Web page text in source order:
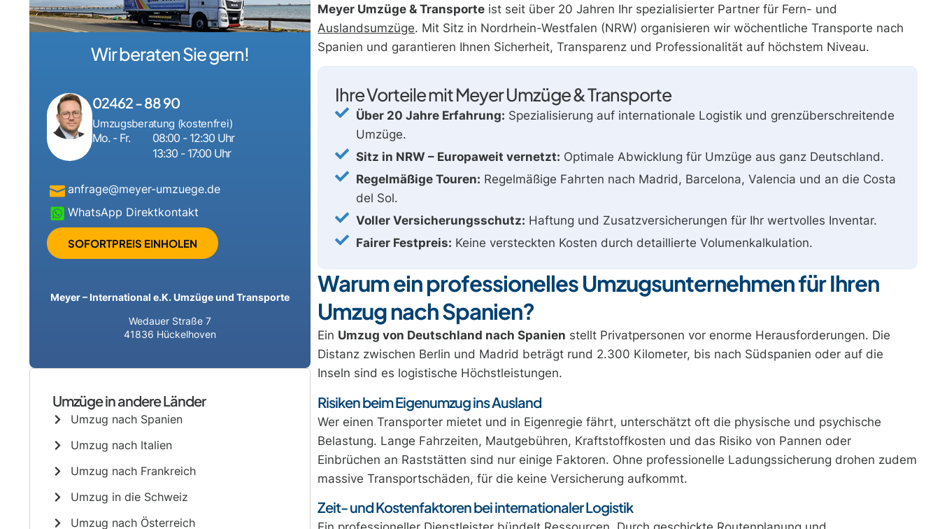
Wir beraten Sie gern!
02462 - 88 90
Umzugsberatung (kostenfrei)
Mo. - Fr.
08:00 - 12:30 Uhr
13:30 - 17:00 Uhr
anfrage@meyer-umzuege.de
WhatsApp Direktkontakt
SOFORTPREIS EINHOLEN
Meyer – International e.K. Umzüge und Transporte
Wedauer Straße 7
41836 Hückelhoven
Umzüge in andere Länder
Umzug nach Spanien
Umzug nach Italien
Umzug nach Frankreich
Umzug in die Schweiz
Umzug nach Österreich
Meyer Umzüge & Transporte ist seit über 20 Jahren Ihr spezialisierter Partner für Fern- und
Auslandsumzüge. Mit Sitz in Nordrhein-Westfalen (NRW) organisieren wir wöchentliche Transporte nach
Spanien und garantieren Ihnen Sicherheit, Transparenz und Professionalität auf höchstem Niveau.
Ihre Vorteile mit Meyer Umzüge & Transporte
Über 20 Jahre Erfahrung: Spezialisierung auf internationale Logistik und grenzüberschreitende
Umzüge.
Sitz in NRW – Europaweit vernetzt: Optimale Abwicklung für Umzüge aus ganz Deutschland.
Regelmäßige Touren: Regelmäßige Fahrten nach Madrid, Barcelona, Valencia und an die Costa
del Sol.
Voller Versicherungsschutz: Haftung und Zusatzversicherungen für Ihr wertvolles Inventar.
Fairer Festpreis: Keine versteckten Kosten durch detaillierte Volumenkalkulation.
Warum ein professionelles Umzugsunternehmen für Ihren
Umzug nach Spanien?
Ein Umzug von Deutschland nach Spanien stellt Privatpersonen vor enorme Herausforderungen. Die
Distanz zwischen Berlin und Madrid beträgt rund 2.300 Kilometer, bis nach Südspanien oder auf die
Inseln sind es logistische Höchstleistungen.
Risiken beim Eigenumzug ins Ausland
Wer einen Transporter mietet und in Eigenregie fährt, unterschätzt oft die physische und psychische
Belastung. Lange Fahrzeiten, Mautgebühren, Kraftstoffkosten und das Risiko von Pannen oder
Einbrüchen an Raststätten sind nur einige Faktoren. Ohne professionelle Ladungssicherung drohen zudem
massive Transportschäden, für die keine Versicherung aufkommt.
Zeit- und Kostenfaktoren bei internationaler Logistik